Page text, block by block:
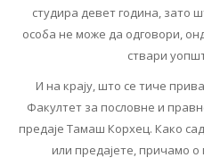
студира девет година, зато
особа не може да одговори,
ствари
И на крају, што се тиче
Факултет за пословне и
предаје Тамаш Корхец. Како
или предајете, причамо